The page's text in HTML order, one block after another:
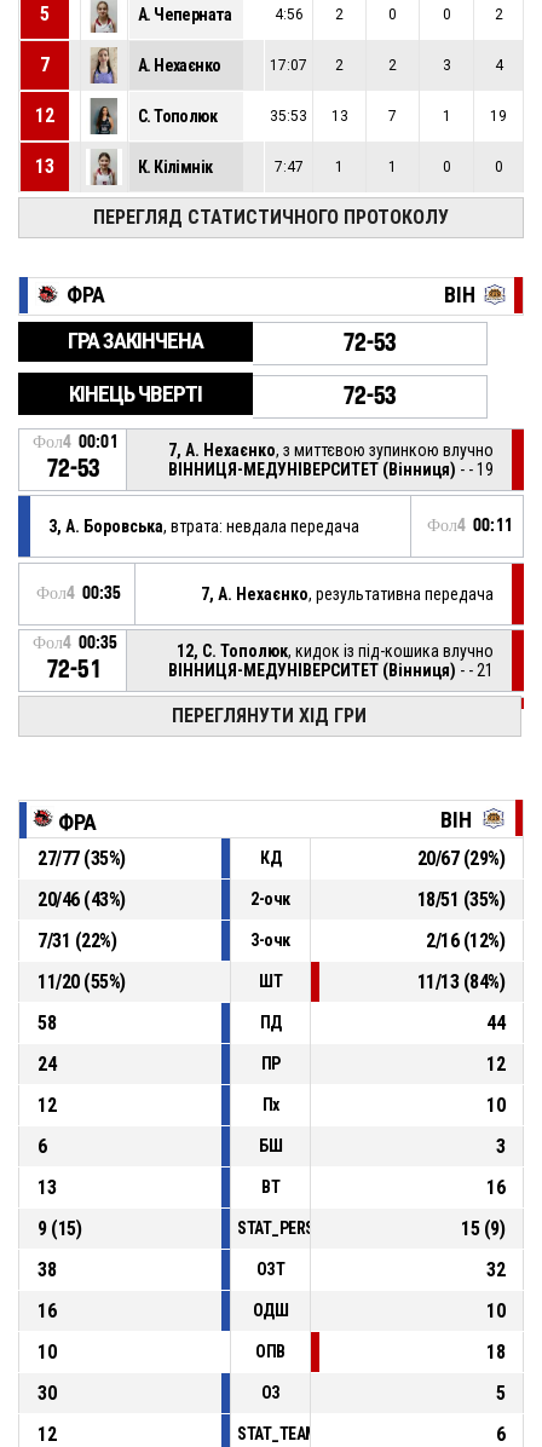
5 А. Чеперната 4:56 2 0 0 2
7 А. Нехаєнко 17:07 2 2 3 4
12 С. Тополюк 35:53 13 7 1 19
13 К. Кілімнік 7:47 1 1 0 0
ПЕРЕГЛЯД СТАТИСТИЧНОГО ПРОТОКОЛУ
ФРА ВІН
ГРА ЗАКІНЧЕНА 72-53
КІНЕЦЬ ЧВЕРТІ 72-53
Фол4 00:01
72-53
7, А. Нехаєнко, з миттєвою зупинкою влучно
ВІННИЦЯ-МЕДУНІВЕРСИТЕТ (Вінниця) - - 19
3, А. Боровська, втрата: невдала передача Фол4 00:11
Фол4 00:35 7, А. Нехаєнко, результативна передача
Фол4 00:35
72-51
12, С. Тополюк, кидок із під-кошика влучно
ВІННИЦЯ-МЕДУНІВЕРСИТЕТ (Вінниця) - - 21
підбирання у нападі
14, А. Шахватова, блок-шот
Фол4 00:48 12, С. Тополюк , з розворотом хибно
11, А. Шепелюк , результативна передача Фол4 01:03
ПЕРЕГЛЯНУТИ ХІД ГРИ
ФРА ВІН
27/77(35%) КД 20/67(29%)
20/46(43%) 2-очк 18/51 (35%)
7/31 (22%) 3-очк 2/16(12%)
11/20(55%) ШТ 11/13(84%)
58
ПД
44
24
ПР
12
12
Пх
10
6
БШ
3
13
ВТ
16
9(15) 15(9)
38
ОЗТ
32
16
ОДШ
10
10
ОПВ
18
30
ОЗ
5
12
6